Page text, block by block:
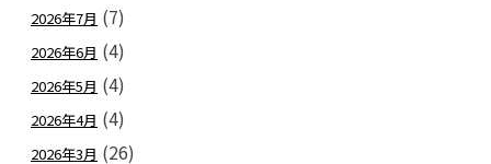
2026年7月 (7)
2026年6月 (4)
2026年5月 (4)
2026年4月 (4)
2026年3月 (26)